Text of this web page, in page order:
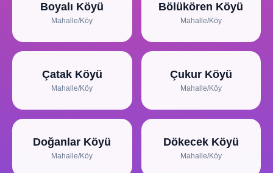
Boyalı Köyü
Mahalle/Köy
Bölükören Köyü
Mahalle/Köy
Çatak Köyü
Mahalle/Köy
Çukur Köyü
Mahalle/Köy
Doğanlar Köyü
Mahalle/Köy
Dökecek Köyü
Mahalle/Köy